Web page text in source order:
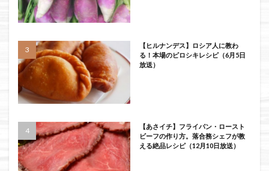
【ヒルナンデス】ロシア人に教わ
る！本場のピロシキレシピ（6月5日
放送）
【あさイチ】フライパン・ロースト
ビーフの作り方。落合務シェフが教
える絶品レシピ（12月10日放送）